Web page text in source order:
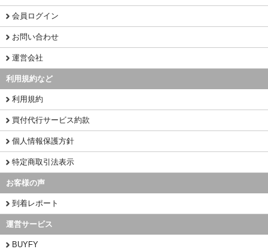
会員ログイン
お問い合わせ
運営会社
利用規約など
利用規約
買付代行サービス約款
個人情報保護方針
特定商取引法表示
お客様の声
到着レポート
運営サービス
BUYFY